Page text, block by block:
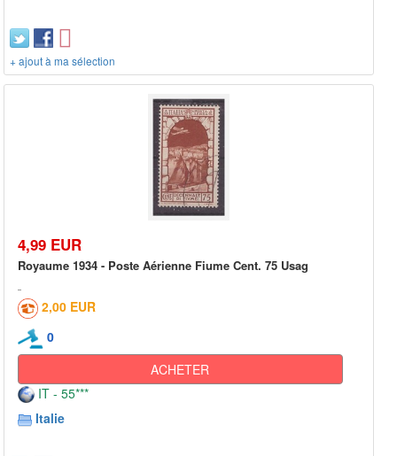
+ ajout à ma sélection
4,99 EUR
Royaume 1934 - Poste Aérienne Fiume Cent. 75 Usag
2,00 EUR
0
ACHETER
IT - 55***
Italie